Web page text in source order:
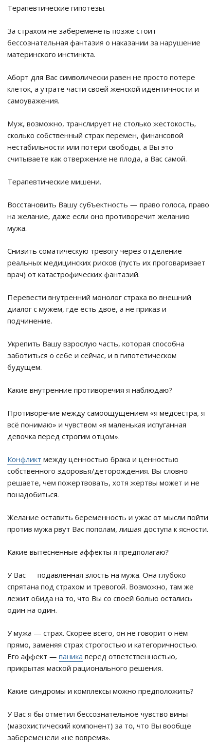
Терапевтические гипотезы.
За страхом не забеременеть позже стоит
бессознательная фантазия о наказании за нарушение
материнского инстинкта.
Аборт для Вас символически равен не просто потере
клеток, а утрате части своей женской идентичности и
самоуважения.
Муж, возможно, транслирует не столько жестокость,
сколько собственный страх перемен, финансовой
нестабильности или потери свободы, а Вы это
считываете как отвержение не плода, а Вас самой.
Терапевтические мишени.
Восстановить Вашу субъектность — право голоса, право
на желание, даже если оно противоречит желанию
мужа.
Снизить соматическую тревогу через отделение
реальных медицинских рисков (пусть их проговаривает
врач) от катастрофических фантазий.
Перевести внутренний монолог страха во внешний
диалог с мужем, где есть двое, а не приказ и
подчинение.
Укрепить Вашу взрослую часть, которая способна
заботиться о себе и сейчас, и в гипотетическом
будущем.
Какие внутренние противоречия я наблюдаю?
Противоречие между самоощущением «я медсестра, я
всё понимаю» и чувством «я маленькая испуганная
девочка перед строгим отцом».
Конфликт между ценностью брака и ценностью
собственного здоровья/деторождения. Вы словно
решаете, чем пожертвовать, хотя жертвы может и не
понадобиться.
Желание оставить беременность и ужас от мысли пойти
против мужа рвут Вас пополам, лишая доступа к ясности.
Какие вытесненные аффекты я предполагаю?
У Вас — подавленная злость на мужа. Она глубоко
спрятана под страхом и тревогой. Возможно, там же
лежит обида на то, что Вы со своей болью остались
один на один.
У мужа — страх. Скорее всего, он не говорит о нём
прямо, заменяя страх строгостью и категоричностью.
Его аффект — паника перед ответственностью,
прикрытая маской рационального решения.
Какие синдромы и комплексы можно предположить?
У Вас я бы отметил бессознательное чувство вины
(мазохистический компонент) за то, что Вы вообще
забеременели «не вовремя».